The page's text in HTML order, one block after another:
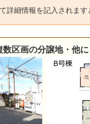
詳細情報を記入されま
区画の分譲地・他